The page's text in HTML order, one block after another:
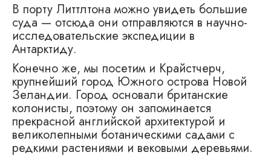
В порту Литтлтона можно увидеть большие
суда — отсюда они отправляются в научно-
исследовательские экспедиции в
Антарктиду.
Конечно же, мы посетим и Крайстчерч,
крупнейший город Южного острова Новой
Зеландии. Город основали британские
колонисты, поэтому он запоминается
прекрасной английской архитектурой и
великолепными ботаническими садами с
редкими растениями и вековыми деревьями.